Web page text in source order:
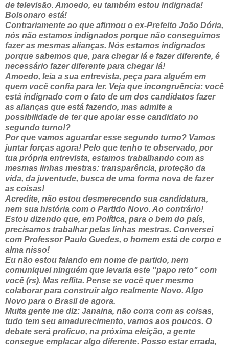
de televisão. Amoedo, eu também estou indignada!
Bolsonaro está!
Contrariamente ao que afirmou o ex-Prefeito João Dória,
nós não estamos indignados porque não conseguimos
fazer as mesmas alianças. Nós estamos indignados
porque sabemos que, para chegar lá e fazer diferente, é
necessário fazer diferente para chegar lá!
Amoedo, leia a sua entrevista, peça para alguém em
quem você confia para ler. Veja que incongruência: você
está indignado com o fato de um dos candidatos fazer
as alianças que está fazendo, mas admite a
possibilidade de ter que apoiar esse candidato no
segundo turno!?
Por que vamos aguardar esse segundo turno? Vamos
juntar forças agora! Pelo que tenho te observado, por
tua própria entrevista, estamos trabalhando com as
mesmas linhas mestras: transparência, proteção da
vida, da juventude, busca de uma forma nova de fazer
as coisas!
Acredite, não estou desmerecendo sua candidatura,
nem sua história com o Partido Novo. Ao contrário!
Estou dizendo que, em Política, para o bem do país,
precisamos trabalhar pelas linhas mestras. Conversei
com Professor Paulo Guedes, o homem está de corpo e
alma nisso!
Eu não estou falando em nome de partido, nem
comuniquei ninguém que levaria este "papo reto" com
você (rs). Mas reflita. Pense se você quer mesmo
colaborar para construir algo realmente Novo. Algo
Novo para o Brasil de agora.
Muita gente me diz: Janaina, não corra com as coisas,
tudo tem seu amadurecimento, vamos aos poucos. O
debate será profícuo, na próxima eleição, a gente
consegue emplacar algo diferente. Posso estar errada,